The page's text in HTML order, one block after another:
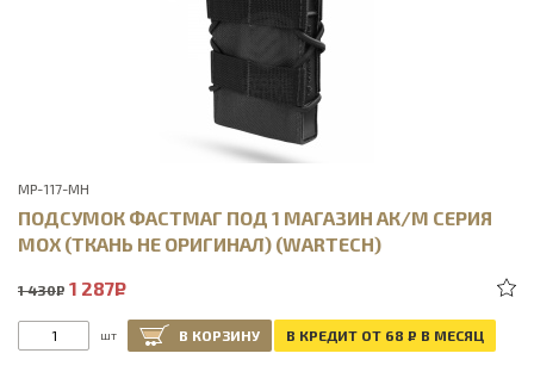
MP-117-MH
ПОДСУМОК ФАСТМАГ ПОД 1 МАГАЗИН АК/М СЕРИЯ
МОХ (ТКАНЬ НЕ ОРИГИНАЛ) (WARTECH)
1 430Р 1 287Р
шт В КОРЗИНУ В КРЕДИТ ОТ 68 Р В МЕСЯЦ